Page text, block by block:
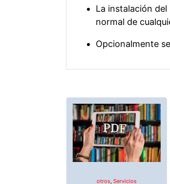
La instalación
normal de
Opcionalmente
otros, Servicios